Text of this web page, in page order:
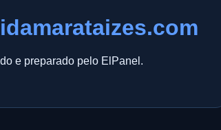
e preparado pelo ElPanel.